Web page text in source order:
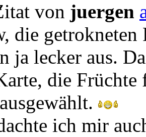
von juergen
die getrokneten
ja lecker aus.
die Früchte
ich mir